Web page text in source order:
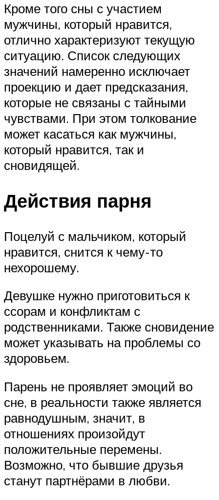
Кроме того сны с участием
мужчины, который нравится,
отлично характеризуют текущую
ситуацию. Список следующих
значений намеренно исключает
проекцию и дает предсказания,
которые не связаны с тайными
чувствами. При этом толкование
может касаться как мужчины,
который нравится, так и
сновидящей.
Действия парня
Поцелуй с мальчиком, который
нравится, снится к чему-то
нехорошему.
Девушке нужно приготовиться к
ссорам и конфликтам с
родственниками. Также сновидение
может указывать на проблемы со
здоровьем.
Парень не проявляет эмоций во
сне, в реальности также является
равнодушным, значит, в
отношениях произойдут
положительные перемены.
Возможно, что бывшие друзья
станут партнёрами в любви.